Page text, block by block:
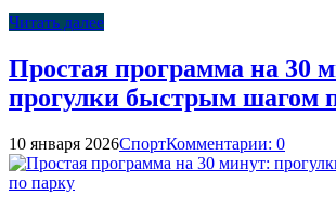
Читать далее
Простая программа на 30
прогулки быстрым шагом
10 января 2026СпортКомментарии: 0